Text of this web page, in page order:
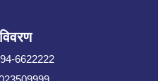
6622222